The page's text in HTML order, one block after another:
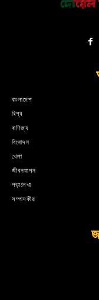
বাংলাদেশ
বিশ্ব
বাণিজ্য
বিনোদন
খেলা
জীবনযাপন
পড়ালেখা
সম্পাদকীয়